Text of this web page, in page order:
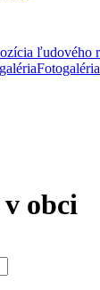
Fotogaléria
obci